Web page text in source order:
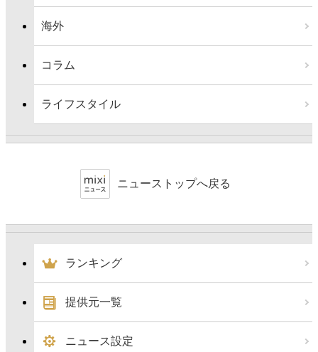
海外
コラム
ライフスタイル
ニューストップへ戻る
ランキング
提供元一覧
ニュース設定